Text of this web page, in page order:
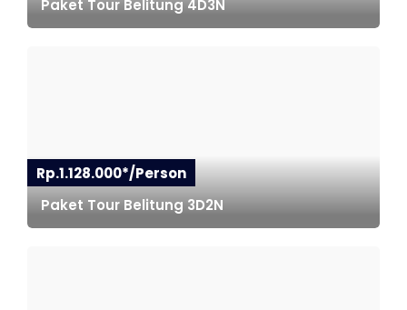
Paket Tour Belitung 4D3N
Rp.1.128.000*/Person
Paket Tour Belitung 3D2N